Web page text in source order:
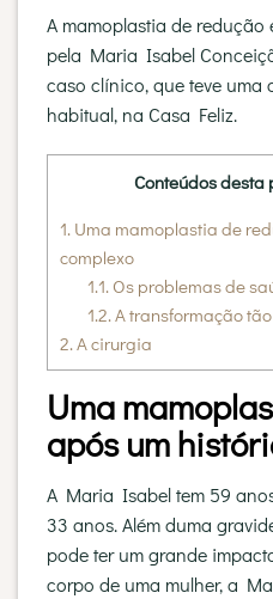
A mamoplastia de
pela Maria Isabel
caso clínico, que teve uma
habitual, na Casa Feliz.
Conteúdos desta
1. Uma mamoplastia de
complexo
1.1. Os problemas de
1.2. A transformação
2. A cirurgia
Uma
após um
A Maria Isabel tem 59
33 anos. Além duma
pode ter um grande
corpo de uma mulher, a